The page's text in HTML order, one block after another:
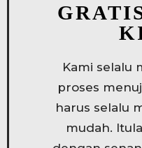
Kami selalu
proses
harus selalu
mudah.